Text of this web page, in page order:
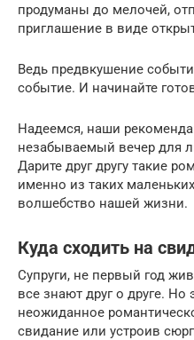
продуманы до мелочей,
приглашение в виде
Ведь предвкушение
событие. И начинайте
Надеемся, наши
незабываемый вечер для
Дарите друг другу такие
именно из таких
волшебство нашей жизни.
Куда сходить на
Супруги, не первый год
все знают друг о друге. Но
неожиданное
свидание или устроив